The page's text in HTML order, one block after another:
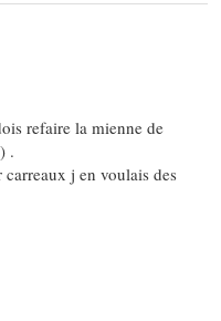
refaire la mienne de
.
carreaux j en voulais des